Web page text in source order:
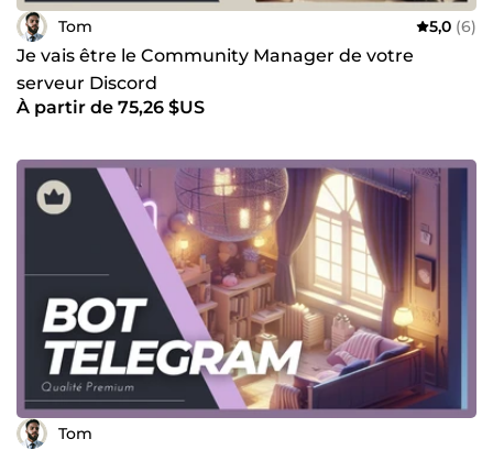
Tom 5,0 (6)
Je vais être le Community Manager de votre
serveur Discord
À partir de 75,26 $US
Tom